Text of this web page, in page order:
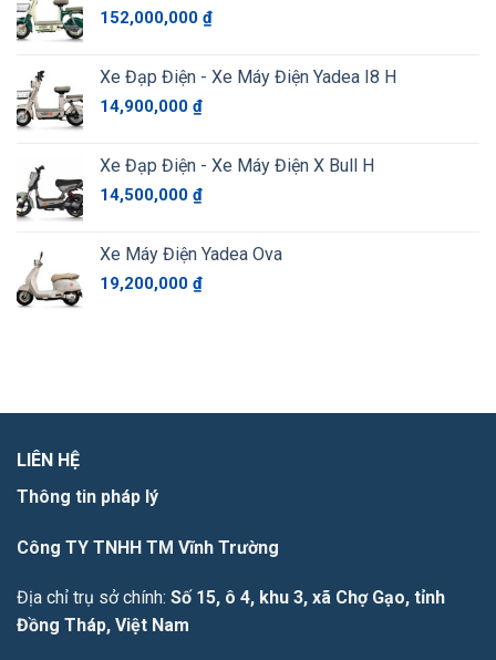
152,000,000 ₫
Xe Đạp Điện - Xe Máy Điện Yadea I8 H
14,900,000 ₫
Xe Đạp Điện - Xe Máy Điện X Bull H
14,500,000 ₫
Xe Máy Điện Yadea Ova
19,200,000 ₫
LIÊN HỆ
Thông tin pháp lý
Công TY TNHH TM Vĩnh Trường
Địa chỉ trụ sở chính: Số 15, ô 4, khu 3, xã Chợ Gạo, tỉnh
Đồng Tháp, Việt Nam